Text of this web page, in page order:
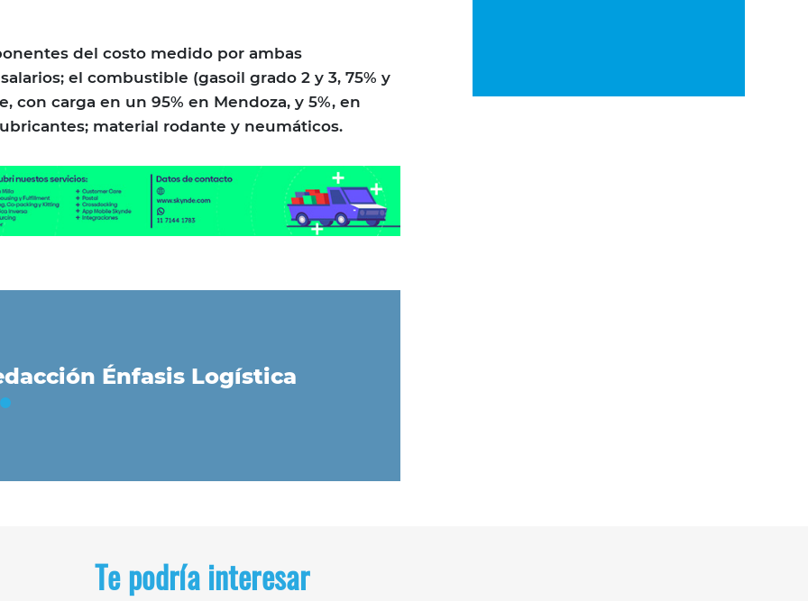
del costo medido por ambas
el combustible (gasoil grado 2 y 3, 75% y
con carga en un 95% en Mendoza, y 5%, en
material rodante y neumáticos.
Énfasis Logística
Te podría interesar